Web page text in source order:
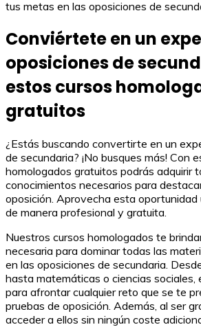
tus metas en las oposiciones de
Conviértete en un
oposiciones de
estos cursos
gratuitos
¿Estás buscando convertirte en un
de secundaria? ¡No busques más! Con
homologados gratuitos podrás adquirir
conocimientos necesarios para
oposición. Aprovecha esta
de manera profesional y gratuita.
Nuestros cursos homologados te
necesaria para dominar todas las
en las oposiciones de secundaria.
hasta matemáticas o ciencias sociales,
para afrontar cualquier reto que se te
pruebas de oposición. Además, al ser
acceder a ellos sin ningún coste